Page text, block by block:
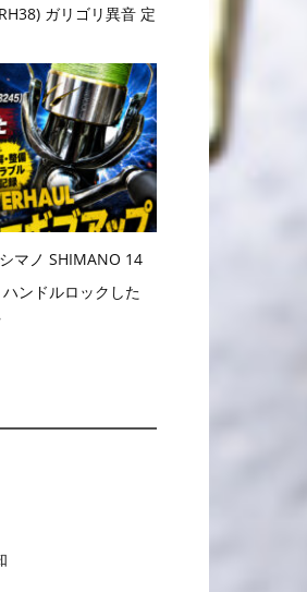
ガリゴリ異音 定
マノ SHIMANO 14
ンドルロックした